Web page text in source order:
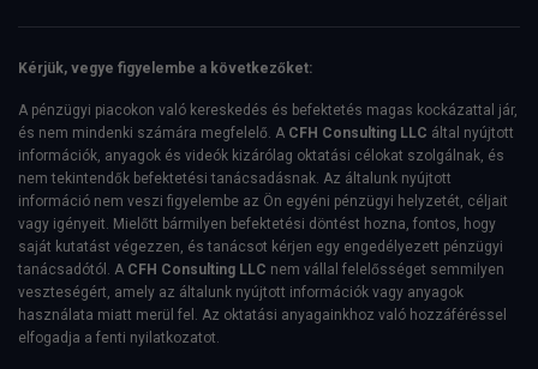
Kérjük, vegye figyelembe a következőket:
A pénzügyi piacokon való kereskedés és befektetés magas kockázattal jár,
és nem mindenki számára megfelelő. A CFH Consulting LLC által nyújtott
információk, anyagok és videók kizárólag oktatási célokat szolgálnak, és
nem tekintendők befektetési tanácsadásnak. Az általunk nyújtott
információ nem veszi figyelembe az Ön egyéni pénzügyi helyzetét, céljait
vagy igényeit. Mielőtt bármilyen befektetési döntést hozna, fontos, hogy
saját kutatást végezzen, és tanácsot kérjen egy engedélyezett pénzügyi
tanácsadótól. A CFH Consulting LLC nem vállal felelősséget semmilyen
veszteségért, amely az általunk nyújtott információk vagy anyagok
használata miatt merül fel. Az oktatási anyagainkhoz való hozzáféréssel
elfogadja a fenti nyilatkozatot.